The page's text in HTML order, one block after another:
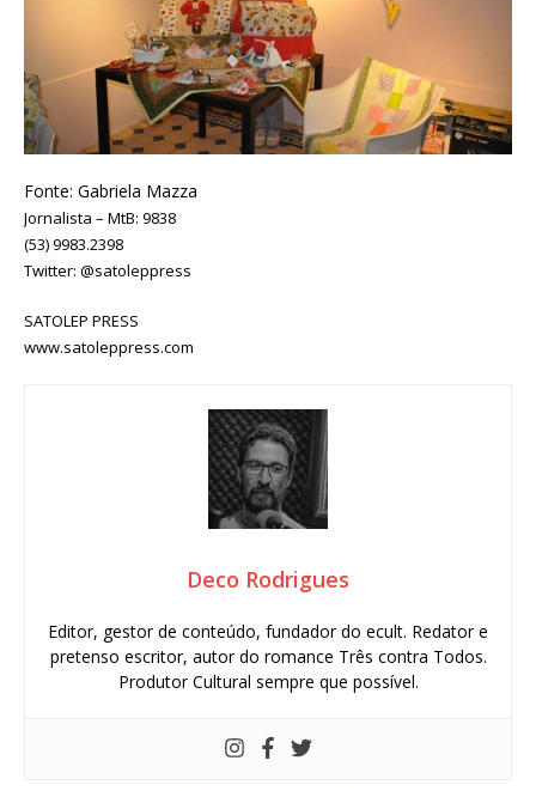
Fonte: Gabriela Mazza
Jornalista – MtB: 9838
(53) 9983.2398
Twitter: @satoleppress
SATOLEP PRESS
www.satoleppress.com
Deco Rodrigues
Editor, gestor de conteúdo, fundador do ecult. Redator e
pretenso escritor, autor do romance Três contra Todos.
Produtor Cultural sempre que possível.